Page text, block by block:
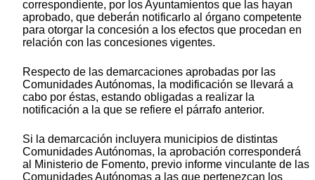
correspondiente, por los Ayuntamientos que las hayan
aprobado, que deberán notificarlo al órgano competente
para otorgar la concesión a los efectos que procedan en
relación con las concesiones vigentes.
Respecto de las demarcaciones aprobadas por las
Comunidades Autónomas, la modificación se llevará a
cabo por éstas, estando obligadas a realizar la
notificación a la que se refiere el párrafo anterior.
Si la demarcación incluyera municipios de distintas
Comunidades Autónomas, la aprobación corresponderá
al Ministerio de Fomento, previo informe vinculante de las
Comunidades Autónomas a las que pertenezcan los